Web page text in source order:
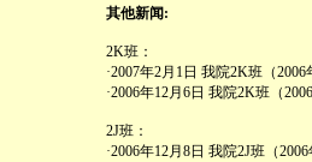
其他新闻:
2K班：
·2007年2月1日 我院2K班（
·2006年12月6日 我院2K班（
2J班：
·2006年12月8日 我院2J班（